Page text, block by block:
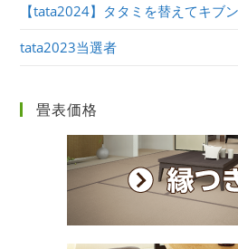
【tata2024】タタミを替えてキブ
tata2023当選者
畳表価格